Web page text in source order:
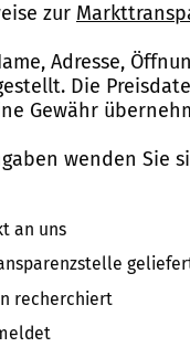
zur
Adresse,
Die
Gewähr
wenden Sie
an uns
recherchiert